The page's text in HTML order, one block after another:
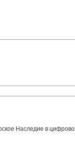
Наследие в